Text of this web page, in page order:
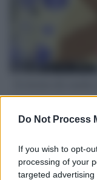
Do Not Process
If you wish to opt-
processing of your
targeted
Informazione" spiega
scientifiche per
L'omicidio